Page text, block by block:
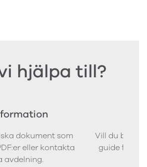
hjälpa till?
dokument som
eller kontakta
avdelning.
Vill du
guide för